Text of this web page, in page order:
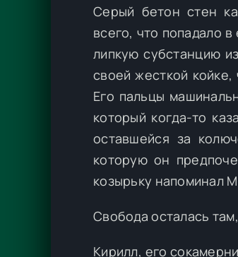
Серый бетон стен
всего, что попадало
липкую субстанцию
своей жесткой койке,
Его пальцы
который когда-то
оставшейся за
которую он
козырьку напоминал
Свобода осталась
Кирилл, его